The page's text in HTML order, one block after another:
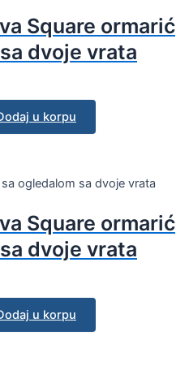
Square ormarić
dvoje vrata
u korpu
ogledalom sa dvoje vrata
Square ormarić
dvoje vrata
u korpu